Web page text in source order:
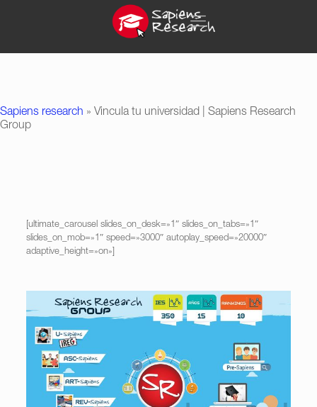
Sapiens research » Vincula tu universidad | Sapiens Research
Group
[ultimate_carousel slides_on_desk=»1″ slides_on_tabs=»1″
slides_on_mob=»1″ speed=»3000″ autoplay_speed=»20000″
adaptive_height=»on»]